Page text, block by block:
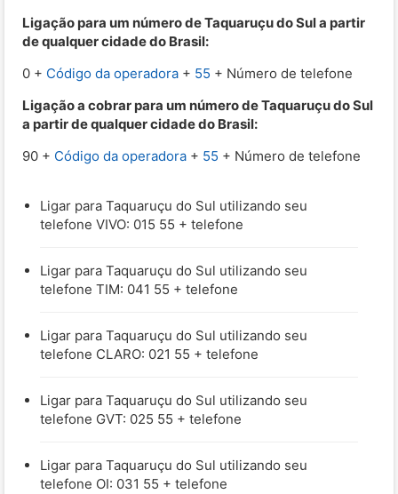
Ligação para um número de Taquaruçu do Sul a partir
de qualquer cidade do Brasil:
0 + Código da operadora + 55 + Número de telefone
Ligação a cobrar para um número de Taquaruçu do Sul
a partir de qualquer cidade do Brasil:
90 + Código da operadora + 55 + Número de telefone
Ligar para Taquaruçu do Sul utilizando seu
telefone VIVO: 015 55 + telefone
Ligar para Taquaruçu do Sul utilizando seu
telefone TIM: 041 55 + telefone
Ligar para Taquaruçu do Sul utilizando seu
telefone CLARO: 021 55 + telefone
Ligar para Taquaruçu do Sul utilizando seu
telefone GVT: 025 55 + telefone
Ligar para Taquaruçu do Sul utilizando seu
telefone OI: 031 55 + telefone